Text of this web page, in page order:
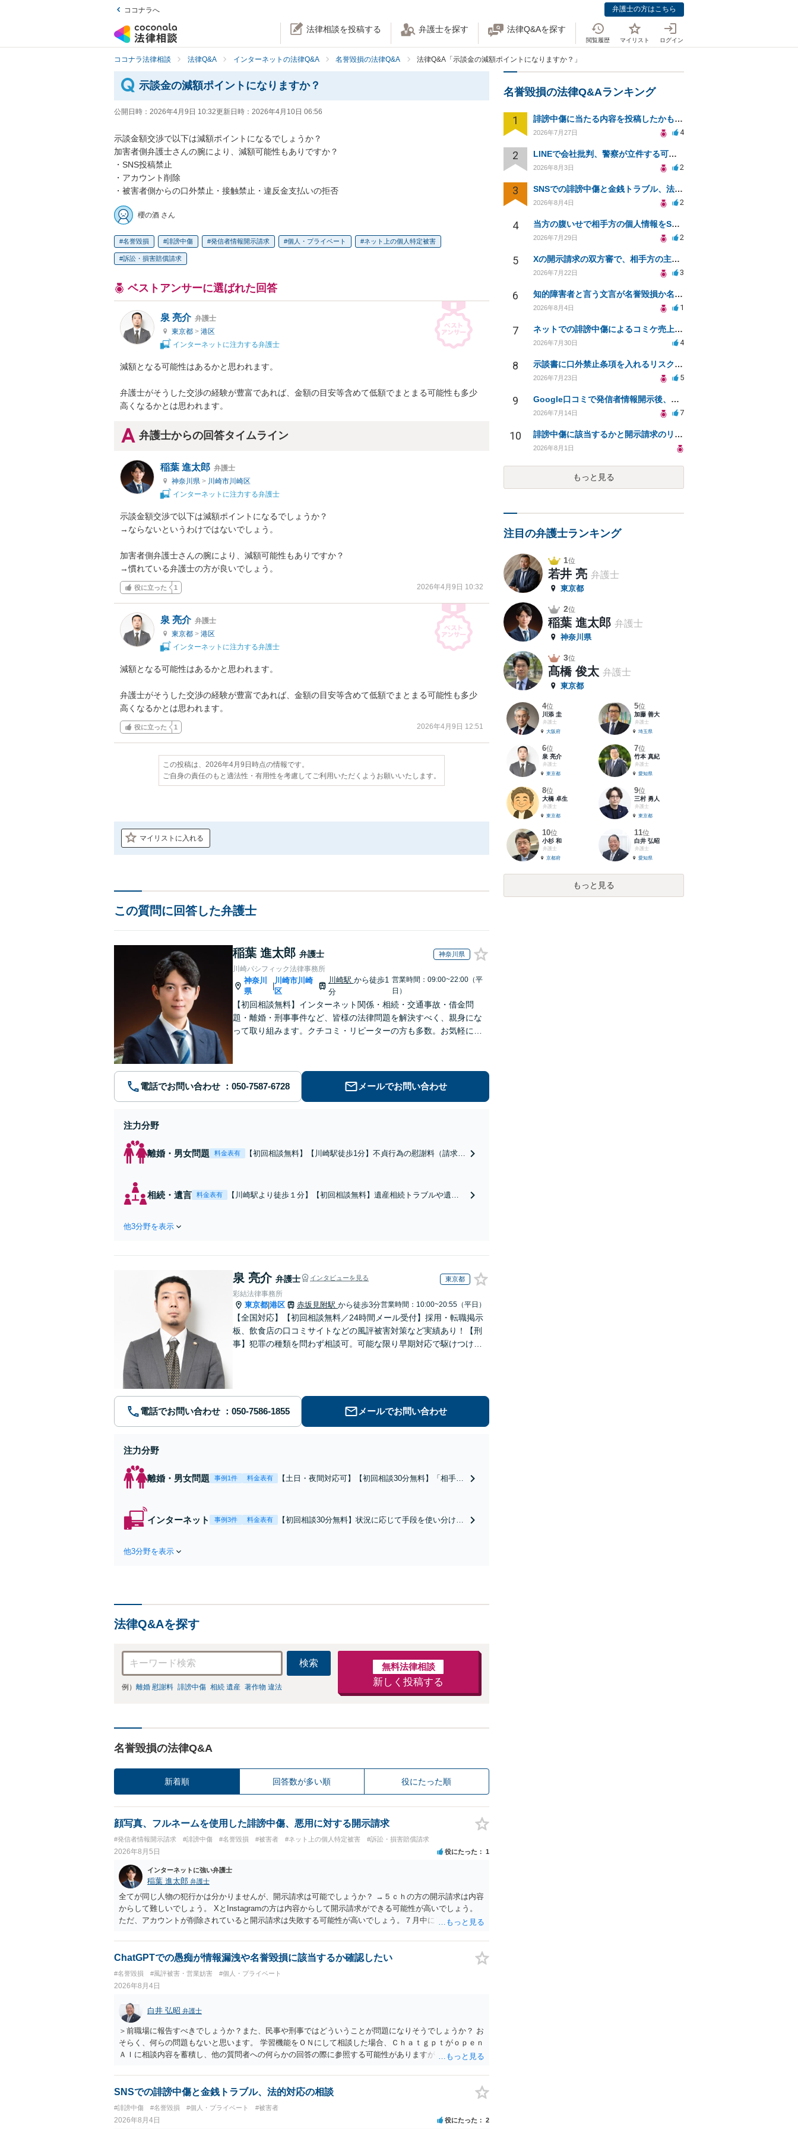
ココナラへ 弁護士の方はこちら
法律相談を投稿する 弁護士を探す 法律Q&Aを探す
閲覧履歴 マイリスト ログイン
ココナラ法律相談 法律Q&A インターネットの法律Q&A 名誉毀損の法律Q&A 法律Q&A「示談金の減額ポイントになりますか？」
示談金の減額ポイントになりますか？
公開日時： 2026年4月9日 10:32更新日時： 2026年4月10日 06:56
示談金額交渉で以下は減額ポイントになるでしょうか？
加害者側弁護士さんの腕により、減額可能性もありですか？
・SNS投稿禁止
・アカウント削除
・被害者側からの口外禁止・接触禁止・違反金支払いの拒否
櫻の酒 さん
名誉毀損 誹謗中傷 発信者情報開示請求 個人・プライベート ネット上の個人特定被害
訴訟・損害賠償請求
ベストアンサーに選ばれた回答
泉 亮介 弁護士
東京都 > 港区
インターネットに注力する弁護士
減額となる可能性はあるかと思われます。
弁護士がそうした交渉の経験が豊富であれば、金額の目安等含めて低額でまとまる可能性も多少
高くなるかとは思われます。
弁護士からの回答タイムライン
稲葉 進太郎 弁護士
神奈川県 > 川崎市川崎区
インターネットに注力する弁護士
示談金額交渉で以下は減額ポイントになるでしょうか？
→ならないというわけではないでしょう。
加害者側弁護士さんの腕により、減額可能性もありですか？
→慣れている弁護士の方が良いでしょう。
役に立った 1 2026年4月9日 10:32
泉 亮介 弁護士
東京都 > 港区
インターネットに注力する弁護士
減額となる可能性はあるかと思われます。
弁護士がそうした交渉の経験が豊富であれば、金額の目安等含めて低額でまとまる可能性も多少
高くなるかとは思われます。
役に立った 1 2026年4月9日 12:51
この投稿は、2026年4月9日時点の情報です。
ご自身の責任のもと適法性・有用性を考慮してご利用いただくようお願いいたします。
マイリストに入れる
この質問に回答した弁護士
稲葉 進太郎 弁護士 神奈川県
川崎パシフィック法律事務所
神奈川
県
川崎市川崎
区
川崎駅 から徒歩1
分
営業時間：09:00~22:00（平
日）
【初回相談無料】インターネット関係・相続・交通事故・借金問
題・離婚・刑事事件など、皆様の法律問題を解決すべく、親身にな
って取り組みます。クチコミ・リピーターの方も多数。お気軽にお
電話でお問い合わせ メールでお問い合わせ
注力分野
離婚・男女問題 料金表有
【初回相談無料】【川崎駅徒歩1分】不貞行為の慰謝料（請求さ
ます。
相続・遺言 料金表有
【川崎駅より徒歩１分】【初回相談無料】遺産相続トラブルや遺言
他3分野を表示
泉 亮介 弁護士 インタビューを見る 東京都
彩結法律事務所
東京都 港区 赤坂見附駅 から徒歩3分営業時間：10:00~20:55（平日）
【全国対応】【初回相談無料／24時間メール受付】採用・転職掲示
板、飲食店の口コミサイトなどの風評被害対策など実績あり！【刑
事】犯罪の種類を問わず相談可。可能な限り早期対応で駆けつけサ
電話でお問い合わせ メールでお問い合わせ
注力分野
離婚・男女問題 事例1件 料金表有
【土日・夜間対応可】【初回相談30分無料】「相手方
金額アップ／減額交渉も対応可」【完全個室対応】
インターネット 事例3件 料金表有
【初回相談30分無料】状況に応じて手段を使い分け、
他3分野を表示
法律Q&Aを探す
検索
例） 離婚 慰謝料 誹謗中傷 相続 遺産 著作物 違法
無料法律相談
新しく投稿する
名誉毀損の法律Q&A
新着順 回答数が多い順 役にたった順
顔写真、フルネームを使用した誹謗中傷、悪用に対する開示請求
#発信者情報開示請求 #誹謗中傷 #名誉毀損 #被害者 #ネット上の個人特定被害 #訴訟・損害賠償請求
2026年8月5日 役にたった 1
インターネットに強い弁護士
稲葉 進太郎 弁護士
全てが同じ人物の犯行かは分かりませんが、開示請求は可能でしょうか？ →５ｃｈの方の開示請求は内容
からして難しいでしょう。 XとInstagramの方は内容からして開示請求ができる可能性が高いでしょう。
ただ、アカウントが削除されていると開示請求は失敗する可能性が高いでしょう。７月中にアカウントが
相手に全ての弁護士費用を負担させることは可能でしょうか？ →訴訟外の交渉で相手方が認めれば負担さ
せることができるでしょう。訴訟で判決となった場合は、実際の弁護士費用が認められる場合と認められ
ChatGPTでの愚痴が情報漏洩や名誉毀損に該当するか確認したい
#名誉毀損 #風評被害・営業妨害 #個人・プライベート
2026年8月4日
白井 弘昭 弁護士
＞前職場に報告すべきでしょうか？また、民事や刑事ではどういうことが問題になりそうでしょうか？ お
そらく、何らの問題もないと思います。 学習機能をＯＮにして相談した場合、Ｃｈａｔｇｐｔがｏｐｅｎ
ＡＩに相談内容を蓄積し、他の質問者への何らかの回答の際に参照する可能性がありますが、個人名や会
ので、その情報自体が、秘密情報に当たるとは思えませんし、名誉棄損として、個人や会社に対する誹謗
中傷の不特定多数への公開に当たるとも思われません。 もちろん、誰がその内容をｃｈａｔｇｐｔに入力
して書き込んだとしても）、相談者さんが刑事民事の責任に問われることはないでしょう。 私見ながらご
参考まで。
SNSでの誹謗中傷と金銭トラブル、法的対応の相談
#誹謗中傷 #名誉毀損 #個人・プライベート #被害者
2026年8月4日 役にたった 2
名誉毀損の法律Q&Aランキング
1 誹謗中傷に当たる内容を投稿したかもしれない。開示請求や民事刑事裁判に発展しうるのか教えて欲しい。
2026年7月27日 4
2 LINEで会社批判、警察が立件する可能性は？
2026年8月3日 2
3 SNSでの誹謗中傷と金銭トラブル、法的対応の相談
2026年8月4日 2
4 当方の腹いせで相手方の個人情報をSNSで晒してしまい名誉毀損させてしまったかもしれない
2026年7月29日 2
5 Xの開示請求の双方審で、相手方の主張が口頭ばかりで把握しきれません
2026年7月22日 3
6 知的障害者と言う文言が名誉毀損か名誉感情の侵害になるか教えてほしい。
2026年8月4日 1
7 ネットでの誹謗中傷によるコミケ売上減少、損害賠償は可能か？
2026年7月30日 4
8 示談書に口外禁止条項を入れるリスクはありますか？
2026年7月23日 5
9 Google口コミで発信者情報開示後、損害賠償請求を受けています。示談について相談です。
2026年7月14日 7
10 誹謗中傷に該当するかと開示請求のリスクを知りたい
2026年8月1日
もっと見る
注目の弁護士ランキング
1位
若井 亮 弁護士
東京都
2位
稲葉 進太郎 弁護士
神奈川県
3位
髙橋 俊太 弁護士
東京都
4位
川添 圭
弁護士
大阪府
5位
加藤 善大
弁護士
埼玉県
6位
泉 亮介
弁護士
東京都
7位
竹本 真紀
弁護士
愛知県
8位
大橋 卓生
弁護士
東京都
9位
三村 勇人
弁護士
東京都
10位
小杉 和
弁護士
京都府
11位
白井 弘昭
弁護士
愛知県
もっと見る